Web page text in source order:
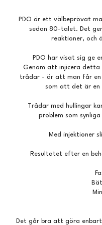
PDO är ett välbeprövat
sedan 80-talet. Det
reaktioner, och
PDO har visat sig ge
Genom att injicera
trådar - är att man får en
som att det är en
Trådar med hullingar
problem som
Med injektioner
Resultatet efter en
Det går bra att göra enbart